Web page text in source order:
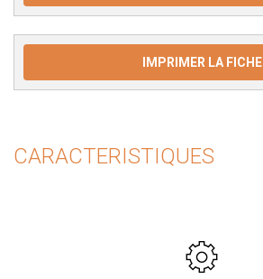
IMPRIMER LA FICHE
CARACTERISTIQUES